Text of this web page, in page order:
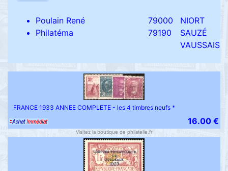
Poulain René 79000
NIORT
Philatéma
79190
SAUZÉ
VAUSSAIS
FRANCE 1933 ANNEE COMPLETE - les 4 timbres neufs *
16.00 €
Visitez la boutique de philatelie.fr